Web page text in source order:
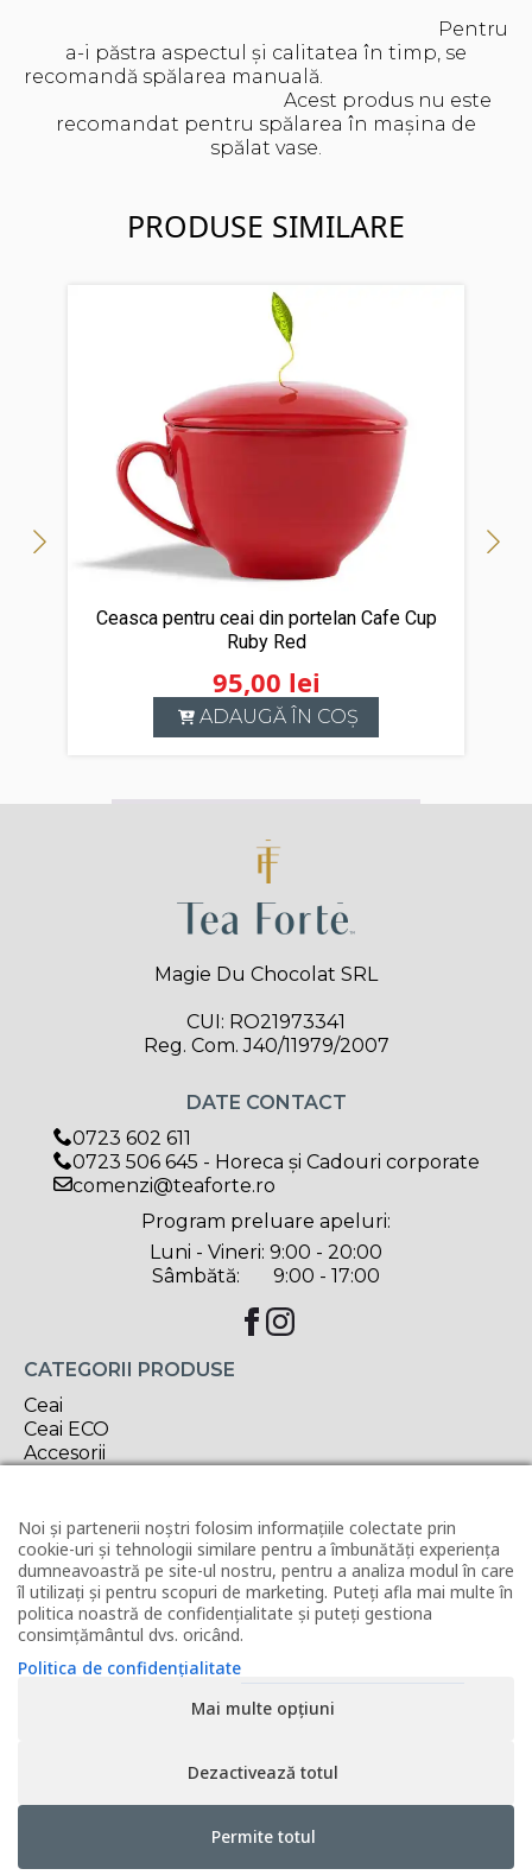
Pentru
a-i păstra aspectul și calitatea în timp, se
recomandă spălarea manuală.
Acest produs nu este
recomandat pentru spălarea în mașina de
spălat vase.
PRODUSE SIMILARE
Ceasca pentru ceai din portelan Cafe Cup
Ruby Red
95,00 lei
ADAUGĂ ÎN COȘ
Magie Du Chocolat SRL
CUI: RO21973341
Reg. Com. J40/11979/2007
CATEGORII PRODUSE
Ceai
Ceai ECO
Accesorii
Oferta săptămânii
INFORMAȚII UTILE
Contact
Horeca
Revânzător Tea Forté
Condiții de livrare
Modalități de plată
Termeni și condiții
DATE CONTACT
0723 602 611
0723 506 645 - Horeca și Cadouri corporate
comenzi@teaforte.ro
Program preluare apeluri:
Luni - Vineri: 9:00 - 20:00
Sâmbătă: 9:00 - 17:00
Noi și partenerii noștri folosim informațiile colectate prin
cookie-uri și tehnologii similare pentru a îmbunătăți experiența
dumneavoastră pe site-ul nostru, pentru a analiza modul în care
îl utilizați și pentru scopuri de marketing. Puteți afla mai multe în
politica noastră de confidențialitate și puteți gestiona
consimțământul dvs. oricând.
Politica de confidențialitate
Mai multe opțiuni
Dezactivează totul
Permite totul